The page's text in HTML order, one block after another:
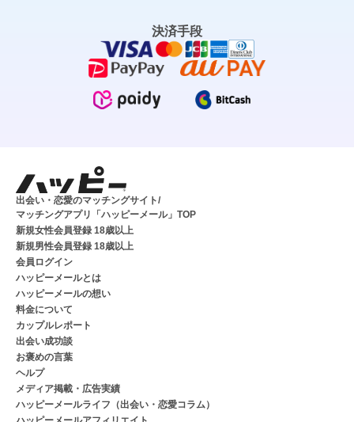
決済手段
出会い・恋愛のマッチングサイト/
マッチングアプリ「ハッピーメール」TOP
新規女性会員登録 18歳以上
新規男性会員登録 18歳以上
会員ログイン
ハッピーメールとは
ハッピーメールの想い
料金について
カップルレポート
出会い成功談
お褒めの言葉
ヘルプ
メディア掲載・広告実績
ハッピーメールライフ（出会い・恋愛コラム）